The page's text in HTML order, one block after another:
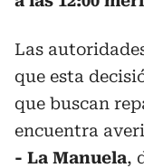
Las
que esta
que buscan
encuentra
- La Manuela,